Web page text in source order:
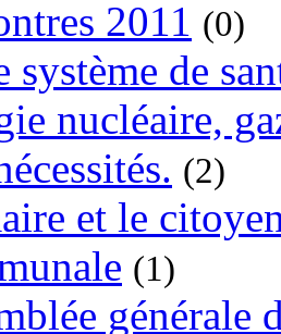
2011 (0)
système de
nucléaire,
(2)
et le
(1)
générale